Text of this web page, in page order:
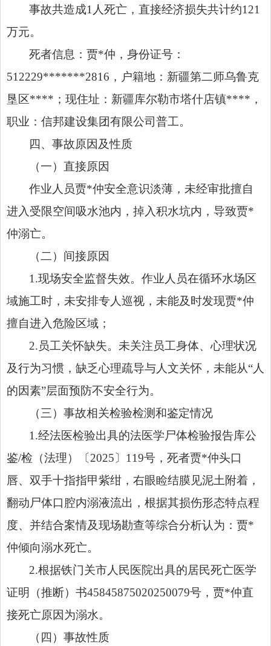
事故共造成1人死亡，直接经济损失共计约121
万元。
死者信息：贾*仲，身份证号：
512229*******2816，户籍地：新疆第二师乌鲁克
垦区****；现住址：新疆库尔勒市塔什店镇****，
职业：信邦建设集团有限公司普工。
四、事故原因及性质
（一）直接原因
作业人员贾*仲安全意识淡薄，未经审批擅自
进入受限空间吸水池内，掉入积水坑内，导致贾*
仲溺亡。
（二）间接原因
1.现场安全监督失效。作业人员在循环水场区
域施工时，未安排专人巡视，未能及时发现贾*仲
擅自进入危险区域；
2.员工关怀缺失。未关注员工身体、心理状况
及行为习惯，缺乏心理疏导与人文关怀，未能从“人
的因素”层面预防不安全行为。
（三）事故相关检验检测和鉴定情况
1.经法医检验出具的法医学尸体检验报告库公
鉴/检（法理）〔2025〕119号，死者贾*仲头口
唇、双手十指指甲紫绀，右眼睑结膜见泥土附着，
翻动尸体口腔内溺液流出，根据其损伤形态特点程
度、并结合案情及现场勘查等综合分析认为：贾*
仲倾向溺水死亡。
2.根据铁门关市人民医院出具的居民死亡医学
证明（推断）书45845875020250079号，贾*仲直
接死亡原因为溺水。
（四）事故性质